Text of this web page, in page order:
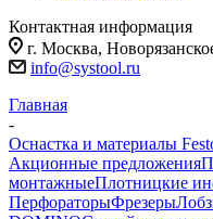
Контактная информация
г. Москва,
info@systool.ru
Главная
-
Оснастка и материалы
Акционные предложения
монтажныеПлотницкие
ПерфораторыФрезеры